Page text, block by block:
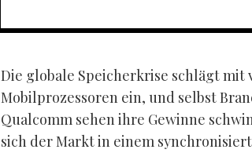
Die globale Speicherkrise schlägt mit
Mobilprozessoren ein, und selbst
Qualcomm sehen ihre Gewinne
sich der Markt in einem